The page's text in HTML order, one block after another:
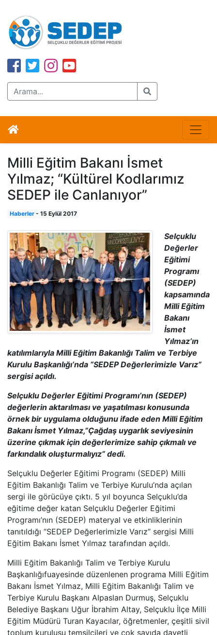
Milli Eğitim Bakanı İsmet
Yılmaz; “Kültürel Kodlarımız
SEDEP ile Canlanıyor”
Haberler- 15 Eylül 2017
Selçuklu
Değerler
Eğitimi
Programı
(SEDEP)
kapsamında
Milli Eğitim
Bakanı
İsmet
Yılmaz’ın
katılımlarıyla Milli Eğitim Bakanlığı Talim ve Terbiye
Kurulu Başkanlığı’nda “SEDEP Değerlerimizle Varız”
sergisi açıldı.
Selçuklu Değerler Eğitimi Programı’nın (SEDEP)
değerlerin aktarılması ve yaşatılması konusunda
örnek bir uygulama olduğunu ifade eden Milli Eğitim
Bakanı İsmet Yılmaz,”Çağdaş uygarlık seviyesinin
üzerine çıkmak için değerlerimize sahip çıkmalı ve
farkındalık oluşturmalıyız” dedi.
Selçuklu Değerler Eğitimi Programı (SEDEP) Milli
Eğitim Bakanlığı Talim ve Terbiye Kurulu’nda açılan
sergi ile görücüye çıktı. 5 yıl boyunca Selçuklu’da
eğitime değer katan Selçuklu Değerler Eğitimi
Programı’nın (SEDEP) materyal ve etkinliklerinin
tanıtıldığı “SEDEP Değerlerimizle Varız” sergisi Milli
Eğitim Bakanı İsmet Yılmaz tarafından açıldı.
Milli Eğitim Bakanlığı Talim ve Terbiye Kurulu
Başkanlığıfuayesinde düzenlenen programa Milli Eğitim
Bakanı İsmet Yılmaz, Milli Eğitim Bakanlığı Talim ve
Terbiye Kurulu Başkanı Alpaslan Durmuş, Selçuklu
Belediye Başkanı Uğur İbrahim Altay, Selçuklu İlçe Milli
Eğitim Müdürü Turan Kayacılar, öğretmenler, çeşitli sivil
toplum kuruluşu temsilcileri ve çok sayıda davetli